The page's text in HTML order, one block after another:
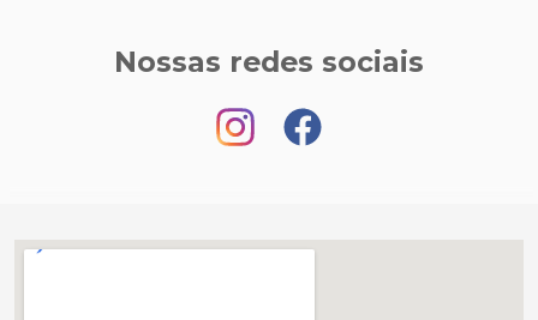
Nossas redes sociais